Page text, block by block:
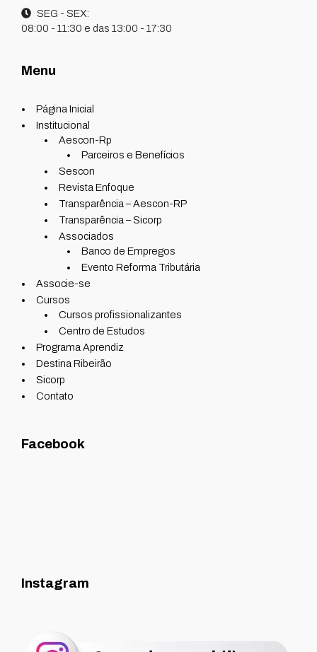
SEG - SEX:
08:00 - 11:30 e das 13:00 - 17:30
Menu
Página Inicial
Institucional
Aescon-Rp
Parceiros e Benefícios
Sescon
Revista Enfoque
Transparência – Aescon-RP
Transparência – Sicorp
Associados
Banco de Empregos
Evento Reforma Tributária
Associe-se
Cursos
Cursos profissionalizantes
Centro de Estudos
Programa Aprendiz
Destina Ribeirão
Sicorp
Contato
Facebook
Instagram